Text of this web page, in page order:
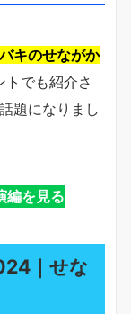
キのせながか
トでも紹介さ
題になりまし
編を見る
｜せな